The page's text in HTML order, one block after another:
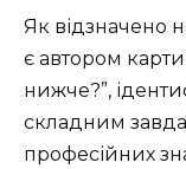
Як відзначено
є автором
нижче?”,
складним
професійних